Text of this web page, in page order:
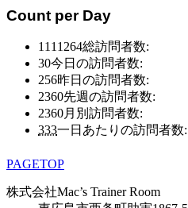
ア
ア
Count per Day
1111264総訪問者数:
30今日の訪問者数:
256昨日の訪問者数:
2360先週の訪問者数:
2360月別訪問者数:
333一日あたりの訪問者数:
PAGETOP
株式会社Mac’s Trainer Room